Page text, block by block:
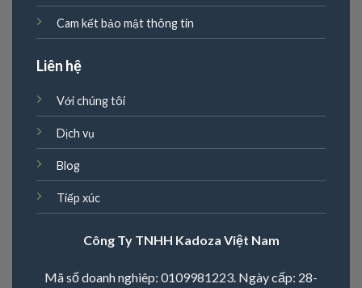
Cam kết bảo mật thông tin
Liên hệ
Với chúng tôi
Dịch vụ
Blog
Tiếp xúc
Công Ty TNHH Kadoza Việt Nam
Mã số doanh nghiêp: 0109981223. Ngày cấp: 28-